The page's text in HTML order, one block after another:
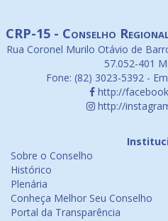
CRP-15 - Conselho
Rua Coronel Murilo Otávio de
57.052-401
Fone: (82) 3023-5392 -
http://
http://
Sobre o Conselho
Histórico
Plenária
Conheça Melhor Seu Conselho
Portal da Transparência